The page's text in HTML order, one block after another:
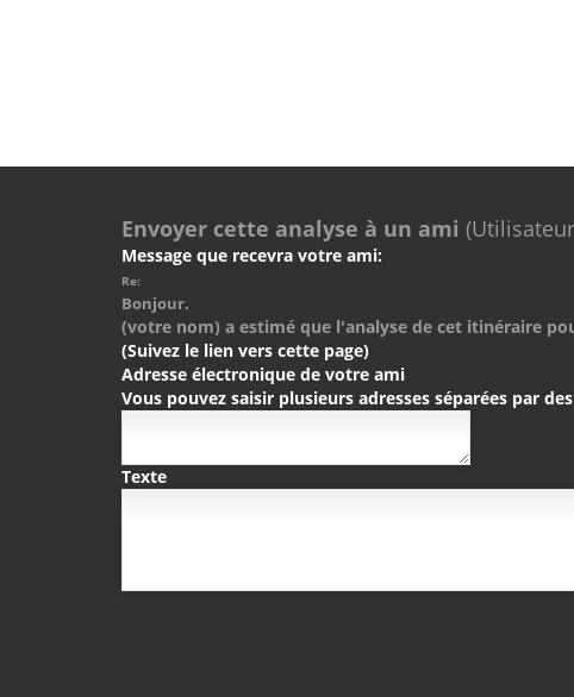
Envoyer cette analyse à un ami
Message que recevra votre ami:
Re:
Bonjour.
(votre nom) a estimé que l'analyse de cet itinéraire
(Suivez le lien vers cette page)
Adresse électronique de votre ami
Vous pouvez saisir plusieurs adresses séparées par
Texte